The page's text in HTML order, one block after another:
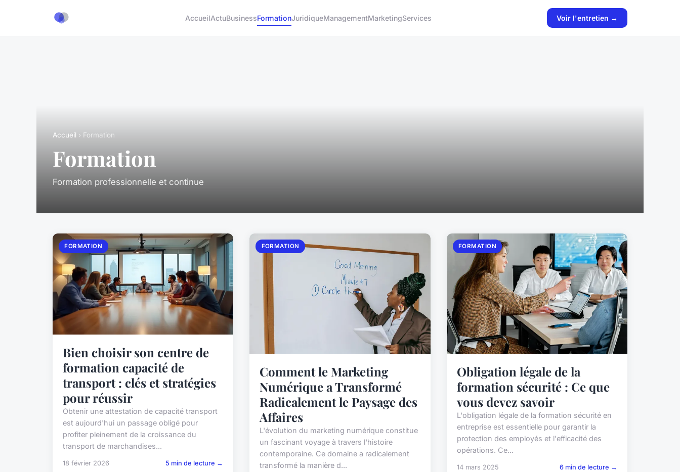
AccueilActuBusinessFormationJuridiqueManagementMarketingServices Voir l'entretien →
Accueil › Formation
Formation
Formation professionnelle et continue
FORMATION
Bien choisir son centre de
formation capacité de
transport : clés et stratégies
pour réussir
Obtenir une attestation de capacité transport
est aujourd'hui un passage obligé pour
profiter pleinement de la croissance du
transport de marchandises...
18 février 2026 5 min de lecture →
FORMATION
Comment le Marketing
Numérique a Transformé
Radicalement le Paysage des
Affaires
L'évolution du marketing numérique constitue
un fascinant voyage à travers l'histoire
contemporaine. Ce domaine a radicalement
transformé la manière d...
FORMATION
Obligation légale de la
formation sécurité : Ce que
vous devez savoir
L'obligation légale de la formation sécurité en
entreprise est essentielle pour garantir la
protection des employés et l'efficacité des
opérations. Ce...
14 mars 2025 6 min de lecture →